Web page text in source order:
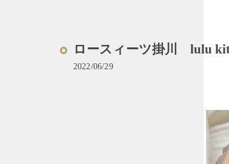
ロースィーツ掛川 lulu
2022/06/29